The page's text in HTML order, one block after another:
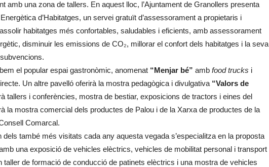
amb una zona de tallers. En aquest lloc, l’Ajuntament de Granollers presenta
d’Habitatges, un servei gratuït d’assessorament a propietaris i
habitatges més confortables, saludables i eficients, amb assessorament
disminuir les emissions de CO₂, millorar el confort dels habitatges i la seva
el popular espai gastronòmic, anomenat “Menjar bé” amb food trucks i
Un altre pavelló oferirà la mostra pedagògica i divulgativa “Valors de
tallers i conferències, mostra de bestiar, exposicions de tractors i eines del
la mostra comercial dels productes de Palou i de la Xarxa de productes de la
Comarcal.
dels també més visitats cada any aquesta vegada s’especialitza en la proposta
una exposició de vehicles elèctrics, vehicles de mobilitat personal i transport
taller de formació de conducció de patinets elèctrics i una mostra de vehicles